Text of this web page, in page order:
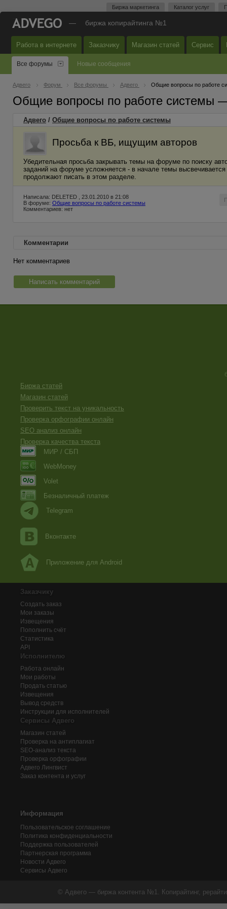
Биржа маркетинга Каталог услуг
— биржа копирайтинга №1
Работа в интернете Заказчику Магазин статей Сервис
Все форумы Новые сообщения
Адвего Форум Все форумы Адвего Общие вопросы по работе
Общие вопросы по работе системы
Адвего / Общие вопросы по работе системы
Просьба к ВБ, ищущим авторов
Убедительная просьба закрывать темы на форуме по поиску
заданий на форуме усложняется - в начале темы
продолжают писать в этом разделе.
Написала: DELETED , 23.01.2010 в 21:08
В форуме: Общие вопросы по работе системы
Комментариев: нет
Комментарии
Нет комментариев
Написать комментарий
Биржа статей
Магазин статей
Проверить текст на уникальность
Проверка орфографии онлайн
SEO анализ онлайн
Проверка качества текста
МИР / СБП
WebMoney
Volet
Безналичный платеж
Telegram
Вконтакте
Приложение для Android
Заказчику
Создать заказ
Мои заказы
Извещения
Пополнить счёт
Статистика
API
Исполнителю
Работа онлайн
Мои работы
Продать статью
Извещения
Вывод средств
Инструкции для исполнителей
Сервисы Адвего
Магазин статей
Проверка на антиплагиат
SEO-анализ текста
Проверка орфографии
Адвего Лингвист
Заказ контента и услуг
Информация
Пользовательское соглашение
Политика конфиденциальности
Поддержка пользователей
Партнерская программа
Новости Адвего
Сервисы Адвего
© Адвего — биржа контента №1. Копирайтинг,